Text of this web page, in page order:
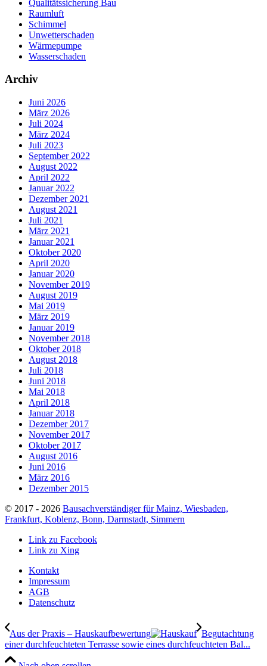
Qualitätssicherung Bau
Raumluft
Schimmel
Unwetterschaden
Wärmepumpe
Wasserschaden
Archiv
Juni 2026
März 2026
Juli 2024
März 2024
Juli 2023
September 2022
August 2022
April 2022
Januar 2022
Dezember 2021
August 2021
Juli 2021
März 2021
Januar 2021
Oktober 2020
April 2020
Januar 2020
November 2019
August 2019
Mai 2019
März 2019
Januar 2019
November 2018
Oktober 2018
August 2018
Juli 2018
Juni 2018
Mai 2018
April 2018
Januar 2018
Dezember 2017
November 2017
Oktober 2017
August 2016
Juni 2016
März 2016
Dezember 2015
© 2017 - 2026 Bausachverständiger für Mainz, Wiesbaden,
Frankfurt, Koblenz, Bonn, Darmstadt, Simmern
Link zu Facebook
Link zu Xing
Kontakt
Impressum
AGB
Datenschutz
Aus der Praxis – Hauskaufbewertung
Begutachtung
einer durchfeuchteten Terrasse sowie eines durchfeuchteten Bal...